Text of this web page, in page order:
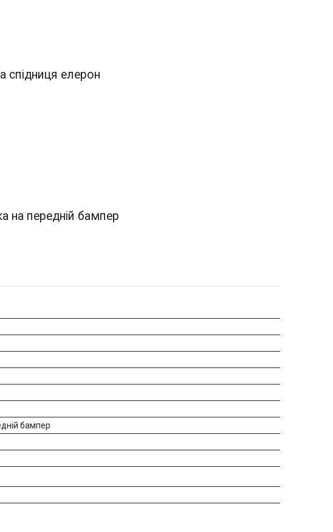
спідниця елерон
на передній бампер
бампер